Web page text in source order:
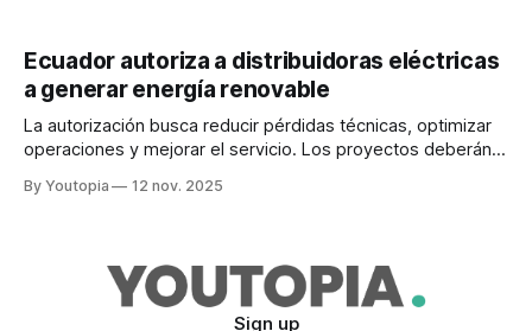
Ecuador autoriza a distribuidoras eléctricas
a generar energía renovable
La autorización busca reducir pérdidas técnicas, optimizar
operaciones y mejorar el servicio. Los proyectos deberán
By Youtopia 12 nov. 2025
Sign up